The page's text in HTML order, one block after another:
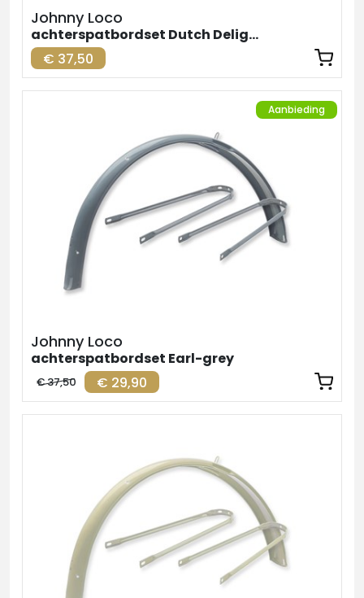
Johnny Loco
achterspatbordset Dutch Delight
€ 37,50
Aanbieding
Johnny Loco
achterspatbordset Earl-grey
€ 29,90
€ 37,50